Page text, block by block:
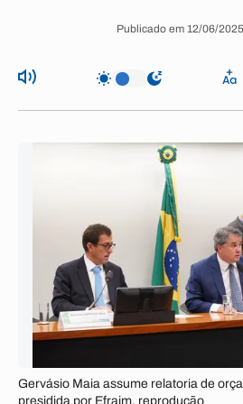
Publicado em 12/06/
Gervásio Maia assume relatoria de
presidida por Efraim. reprodução